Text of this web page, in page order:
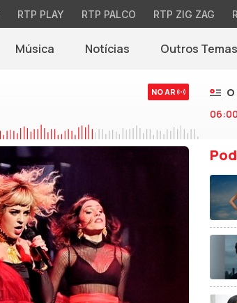
RTP PLAY RTP PALCO RTP ZIG ZAG
Música Notícias(abre em nova janela)
Outros Temas
NO AR
O
06:00